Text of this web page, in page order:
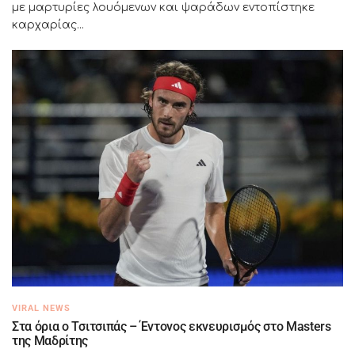
με μαρτυρίες λουόμενων και ψαράδων εντοπίστηκε
καρχαρίας...
VIRAL NEWS
Στα όρια ο Τσιτσιπάς – Έντονος εκνευρισμός στο Masters
της Μαδρίτης